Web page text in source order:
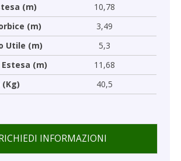
(m)
10,78
(m)
3,49
Utile (m)
5,3
(m)
11,68
(Kg)
40,5
INFORMAZIONI